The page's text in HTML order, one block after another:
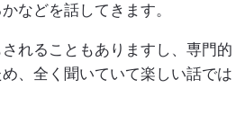
などを話してきます。
れることもありますし、専門的
、全く聞いていて楽しい話では